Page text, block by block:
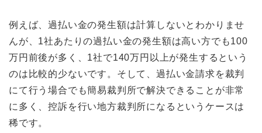
例えば、過払い金の発生額は計算しないとわかりませ
んが、1社あたりの過払い金の発生額は高い方でも100
万円前後が多く、1社で140万円以上が発生するという
のは比較的少ないです。そして、過払い金請求を裁判
にて行う場合でも簡易裁判所で解決できることが非常
に多く、控訴を行い地方裁判所になるというケースは
稀です。